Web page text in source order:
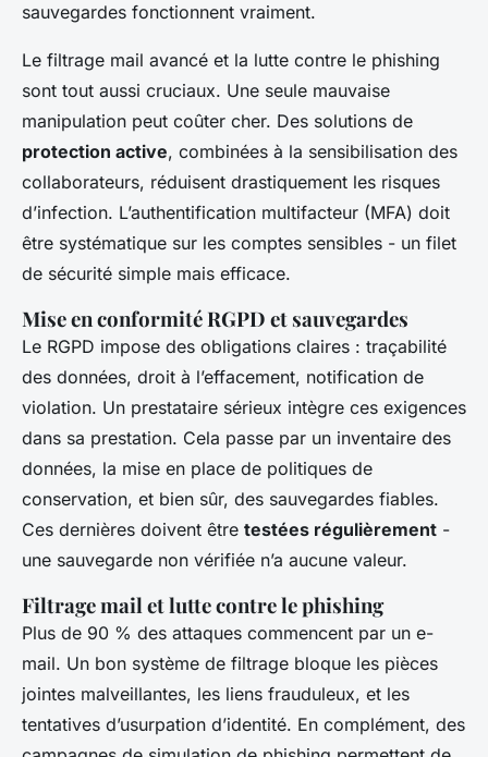
sauvegardes fonctionnent vraiment.
Le filtrage mail avancé et la lutte contre le phishing
sont tout aussi cruciaux. Une seule mauvaise
manipulation peut coûter cher. Des solutions de
protection active, combinées à la sensibilisation des
collaborateurs, réduisent drastiquement les risques
d’infection. L’authentification multifacteur (MFA) doit
être systématique sur les comptes sensibles - un filet
de sécurité simple mais efficace.
Mise en conformité RGPD et sauvegardes
Le RGPD impose des obligations claires : traçabilité
des données, droit à l’effacement, notification de
violation. Un prestataire sérieux intègre ces exigences
dans sa prestation. Cela passe par un inventaire des
données, la mise en place de politiques de
conservation, et bien sûr, des sauvegardes fiables.
Ces dernières doivent être testées régulièrement -
une sauvegarde non vérifiée n’a aucune valeur.
Filtrage mail et lutte contre le phishing
Plus de 90 % des attaques commencent par un e-
mail. Un bon système de filtrage bloque les pièces
jointes malveillantes, les liens frauduleux, et les
tentatives d’usurpation d’identité. En complément, des